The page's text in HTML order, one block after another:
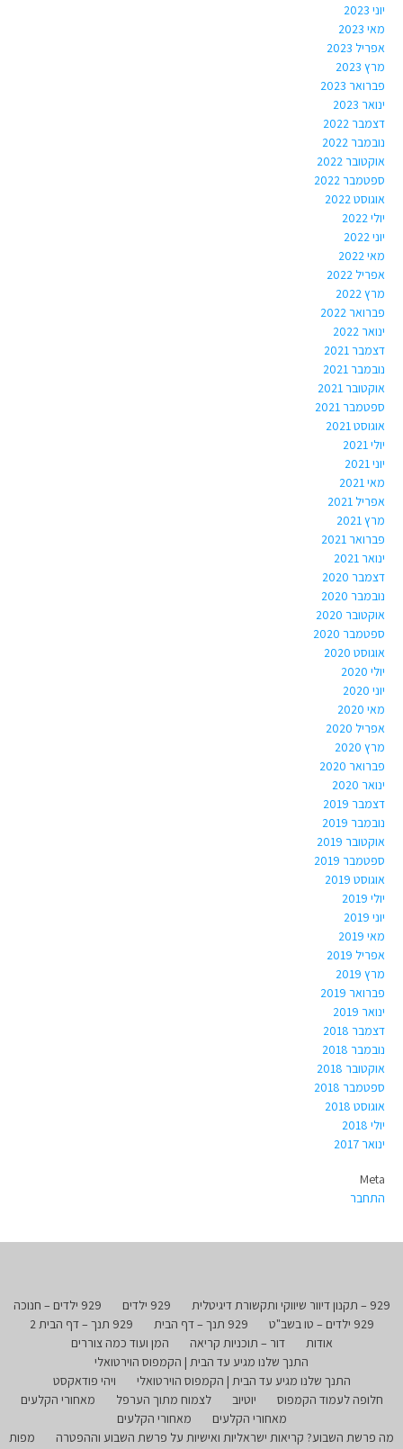
יוני 2023
מאי 2023
אפריל 2023
מרץ 2023
פברואר 2023
ינואר 2023
דצמבר 2022
נובמבר 2022
אוקטובר 2022
ספטמבר 2022
אוגוסט 2022
יולי 2022
יוני 2022
מאי 2022
אפריל 2022
מרץ 2022
פברואר 2022
ינואר 2022
דצמבר 2021
נובמבר 2021
אוקטובר 2021
ספטמבר 2021
אוגוסט 2021
יולי 2021
יוני 2021
מאי 2021
אפריל 2021
מרץ 2021
פברואר 2021
ינואר 2021
דצמבר 2020
נובמבר 2020
אוקטובר 2020
ספטמבר 2020
אוגוסט 2020
יולי 2020
יוני 2020
מאי 2020
אפריל 2020
מרץ 2020
פברואר 2020
ינואר 2020
דצמבר 2019
נובמבר 2019
אוקטובר 2019
ספטמבר 2019
אוגוסט 2019
יולי 2019
יוני 2019
מאי 2019
אפריל 2019
מרץ 2019
פברואר 2019
ינואר 2019
דצמבר 2018
נובמבר 2018
אוקטובר 2018
ספטמבר 2018
אוגוסט 2018
יולי 2018
ינואר 2017
Meta
התחבר
929 – תקנון דיוור שיווקי ותקשורת דיגיטלית 929 ילדים
929 ילדים – חנוכה
929 ילדים – טו בשב"ט
929 תנך – דף הבית
929 תנך – דף הבית 2
אודות
דור – תוכניות קריאה
המן ועוד כמה צוררים
התנך שלנו מגיע עד הבית | הקמפוס הוירטואלי
התנך שלנו מגיע עד הבית | הקמפוס הוירטואלי
ויהי פודאקסט
חלופה לעמוד הקמפוס
יוטיוב לצמוח מתוך הערפל
מאחורי הקלעים
מאחורי הקלעים
מאחורי הקלעים
מה פרשת השבוע? קריאות ישראליות ואישיות על פרשת השבוע וההפטרה
מפות